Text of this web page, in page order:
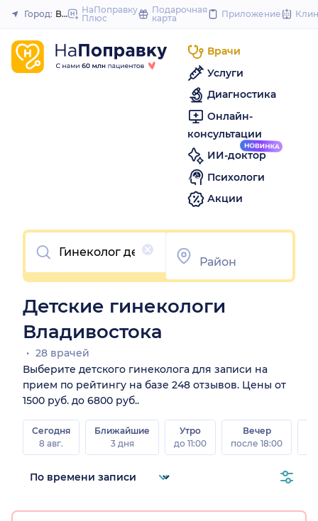
to
Закрыть
Город: Владивосток
НаПоправку
Плюс
Подарочная
карта
Приложение
Врачи
Услуги
Диагностика
Онлайн-
консультации
ИИ-доктор
Психологи
Акции
Очистить
Детские гинекологи
Владивостока
28 врачей
Выберите детского гинеколога для записи на
прием по рейтингу на базе 248 отзывов. Цены от
1500 руб. до 6800 руб..
Сегодня
8 авг.
Ближайшие
3 дня
Утро
до 11:00
Вечер
после 18:00